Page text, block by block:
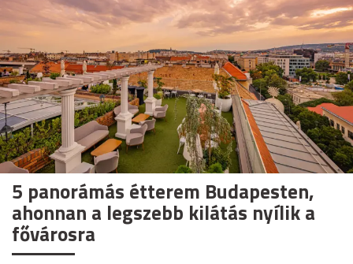
5 panorámás étterem Budapesten,
ahonnan a legszebb kilátás nyílik a
fővárosra